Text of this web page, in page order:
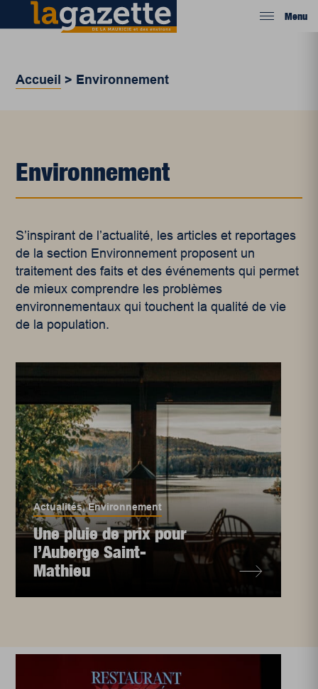
Menu
Accueil > Environnement
Environnement
S’inspirant de l’actualité, les articles et reportages
de la section Environnement proposent un
traitement des faits et des événements qui permet
de mieux comprendre les problèmes
environnementaux qui touchent la qualité de vie
de la population.
Actualités,Environnement
Une pluie de prix pour
l’Auberge Saint-
Mathieu